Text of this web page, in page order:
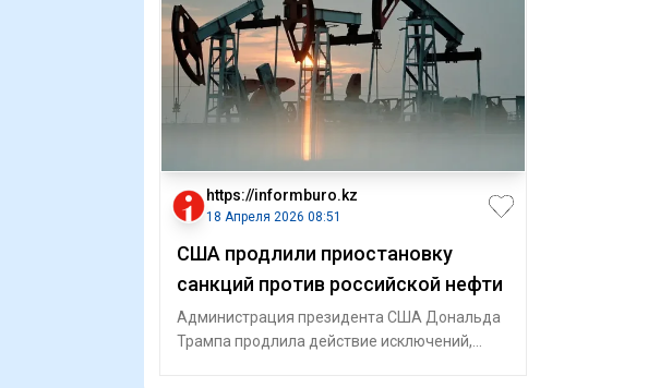
https://informburo.kz
18 Апреля 2026 08:51
США продлили приостановку
санкций против российской нефти
Администрация президента США Дональда
Трампа продлила действие исключений,